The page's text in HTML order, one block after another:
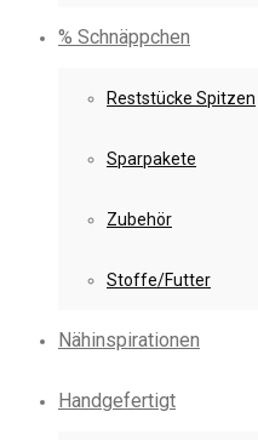
% Schnäppchen
Reststücke Spitzen
Sparpakete
Zubehör
Stoffe/Futter
Nähinspirationen
Handgefertigt